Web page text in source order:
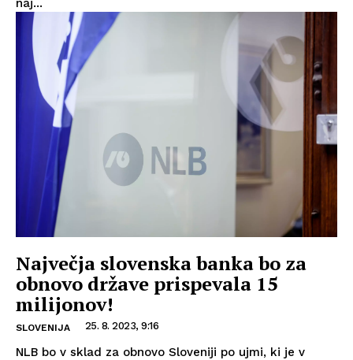
naj...
Največja slovenska banka bo za
obnovo države prispevala 15
milijonov!
SLOVENIJA 25. 8. 2023, 9:16
NLB bo v sklad za obnovo Sloveniji po ujmi, ki je v